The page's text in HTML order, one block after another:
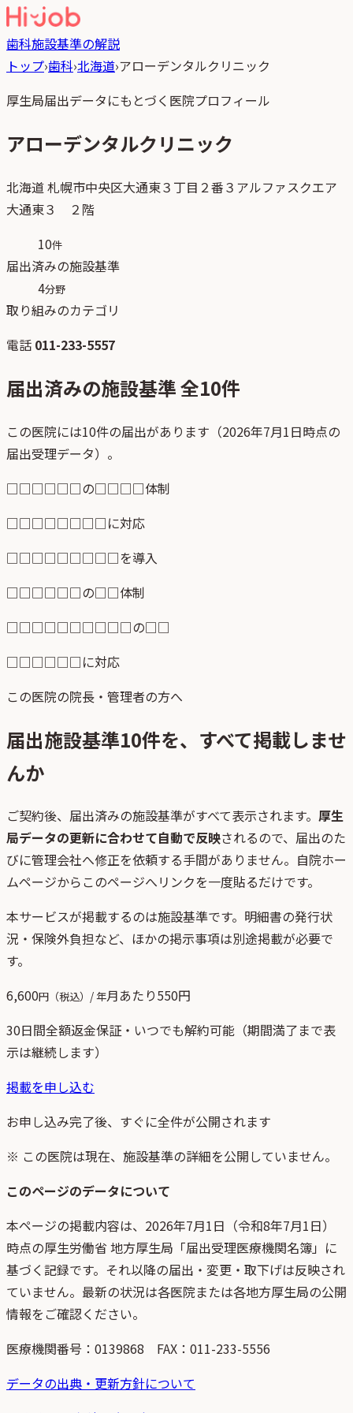
歯科施設基準の解説
トップ›歯科›北海道›アローデンタルクリニック
厚生局届出データにもとづく医院プロフィール
アローデンタルクリニック
北海道札幌市中央区大通東３丁目２番３アルファスクエア
大通東３ ２階
10件
届出済みの施設基準
4分野
取り組みのカテゴリ
電話 011-233-5557
届出済みの施設基準 全10件
この医院には10件の届出があります（2026年7月1日時点の
届出受理データ）。
□□□□□□の□□□□体制
□□□□□□□□に対応
□□□□□□□□□を導入
□□□□□□の□□体制
□□□□□□□□□□の□□
□□□□□□に対応
この医院の院長・管理者の方へ
届出施設基準10件を、すべて掲載しませ
んか
ご契約後、 届出済みの施設基準がすべて表示されます。 厚生
局データの更新に合わせて自動で反映されるので、届出のた
びに管理会社へ修正を依頼する手間がありません。自院ホー
ムページからこのページへリンクを一度貼るだけです。
本サービスが掲載するのは施設基準です。明細書の発行状
況・保険外負担など、ほかの掲示事項は別途掲載が必要で
す。
6,600円（税込）/ 年月あたり550円
30日間全額返金保証・いつでも解約可能（期間満了まで表
示は継続します）
掲載を申し込む
お申し込み完了後、すぐに全件が公開されます
※ この医院は現在、施設基準の詳細を公開していません。
このページのデータについて
本ページの掲載内容は、 2026年7月1日 （令和8年7月1日）
時点の厚生労働省 地方厚生局「届出受理医療機関名簿」 に
基づく記録です。それ以降の届出・変更・取下げは反映され
ていません。最新の状況は各医院または各地方厚生局の公開
情報をご確認ください。
医療機関番号： 0139868 FAX：011-233-5556
データの出典・更新方針について